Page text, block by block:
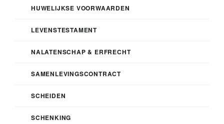
HUWELIJKSE VOORWAARDEN
LEVENSTESTAMENT
NALATENSCHAP & ERFRECHT
SAMENLEVINGSCONTRACT
SCHEIDEN
SCHENKING